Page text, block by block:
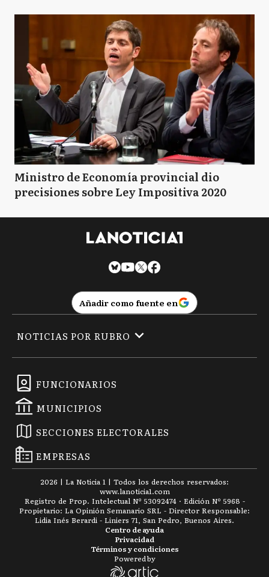
Ministro de Economía provincial dio
precisiones sobre Ley Impositiva 2020
Añadir como fuente en
FUNCIONARIOS
MUNICIPIOS
SECCIONES ELECTORALES
EMPRESAS
NOTICIAS POR RUBRO
2026 | La Noticia 1 | Todos los derechos reservados:
www.lanoticia1.com
Registro de Prop. Intelectual Nº 53092474 · Edición Nº 5968 -
Propietario: La Opinión Semanario SRL - Director Responsable:
Lidia Inés Berardi - Liniers 71, San Pedro, Buenos Aires.
Términos y condiciones
Privacidad
Centro de ayuda
Powered by